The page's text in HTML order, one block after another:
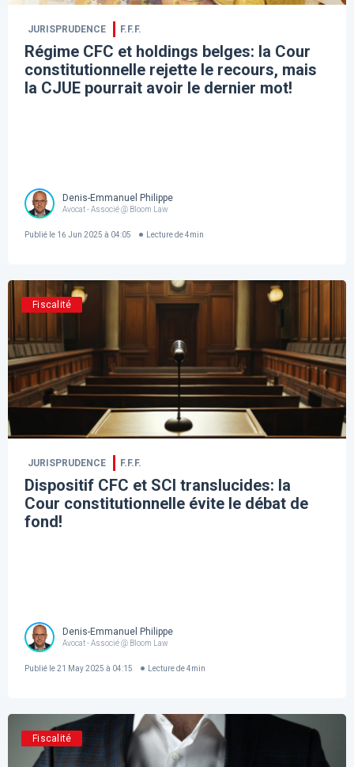
JURISPRUDENCE F.F.F.
Régime CFC et holdings belges: la Cour
constitutionnelle rejette le recours, mais
la CJUE pourrait avoir le dernier mot!
Denis-Emmanuel Philippe
Avocat - Associé @ Bloom Law
Publié le 16 Jun 2025 à 04:05 Lecture de 4min
Fiscalité
JURISPRUDENCE F.F.F.
Dispositif CFC et SCI translucides: la
Cour constitutionnelle évite le débat de
fond!
Denis-Emmanuel Philippe
Avocat - Associé @ Bloom Law
Publié le21 May 2025 à 04:15 Lecture de 4min
Fiscalité